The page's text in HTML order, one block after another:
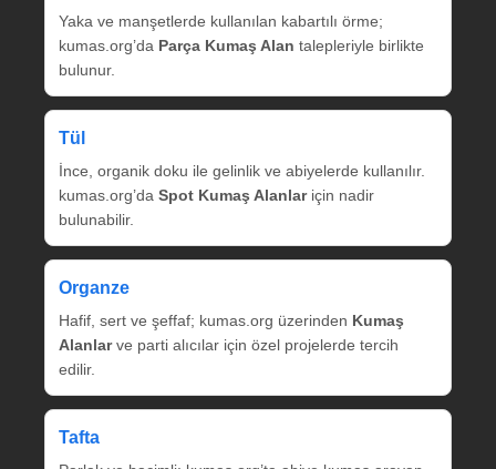
Yaka ve manşetlerde kullanılan kabartılı örme;
kumas.org’da Parça Kumaş Alan talepleriyle birlikte
bulunur.
Tül
İnce, organik doku ile gelinlik ve abiyelerde kullanılır.
kumas.org’da Spot Kumaş Alanlariçin nadir
bulunabilir.
Organze
Hafif, sert ve şeffaf; kumas.org üzerinden Kumaş
Alanlarve parti alıcılar için özel projelerde tercih
edilir.
Tafta